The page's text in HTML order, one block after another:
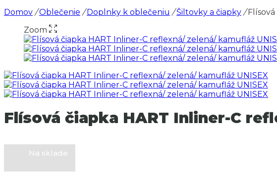
Domov / Oblečenie / Doplnky k oblečeniu / Šiltovky a čiapky /Flísová
Zoom
Flísová čiapka HART Inliner-C
Na sklade